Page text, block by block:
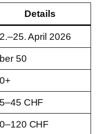
Details
April 2026
50
CHF
CHF